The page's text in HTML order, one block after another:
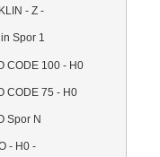
- Z -
Spor 1
CODE 100 - H0
CODE 75 - H0
Spor N
- H0 -